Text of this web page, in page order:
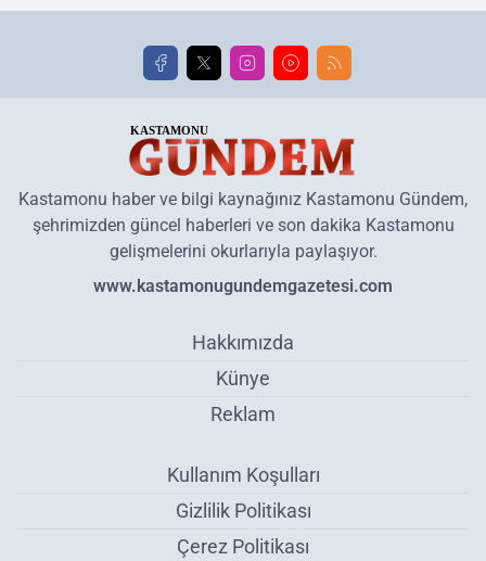
Kastamonu haber ve bilgi kaynağınız Kastamonu Gündem,
şehrimizden güncel haberleri ve son dakika Kastamonu
gelişmelerini okurlarıyla paylaşıyor.
www.kastamonugundemgazetesi.com
Hakkımızda
Künye
Reklam
Kullanım Koşulları
Gizlilik Politikası
Çerez Politikası